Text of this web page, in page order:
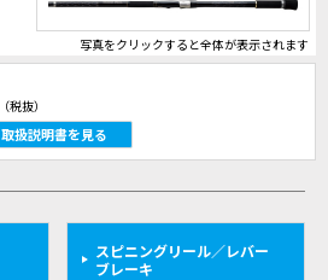
写真をクリックすると全体が表示されます
（税抜）
取扱説明書を見る
スピニングリール／レバー
ブレーキ